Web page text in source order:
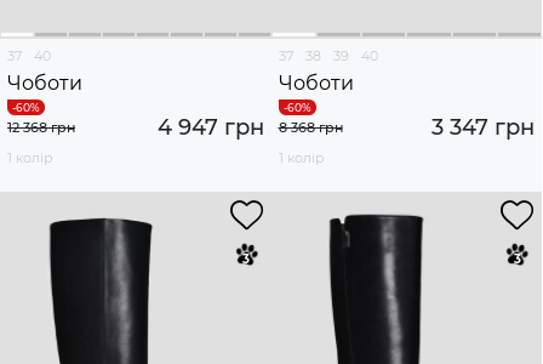
37 40
Чоботи
4 947 грн
12 368 грн
1 колір
37 38 39 40
Чоботи
3 347 грн
8 368 грн
1 колір